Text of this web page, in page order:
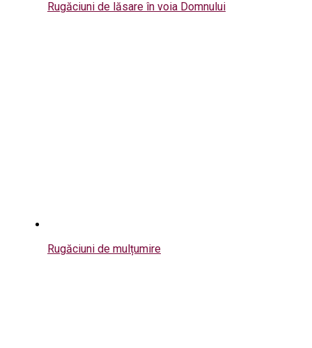
Rugăciuni de lăsare în voia Domnului
Rugăciuni de mulțumire